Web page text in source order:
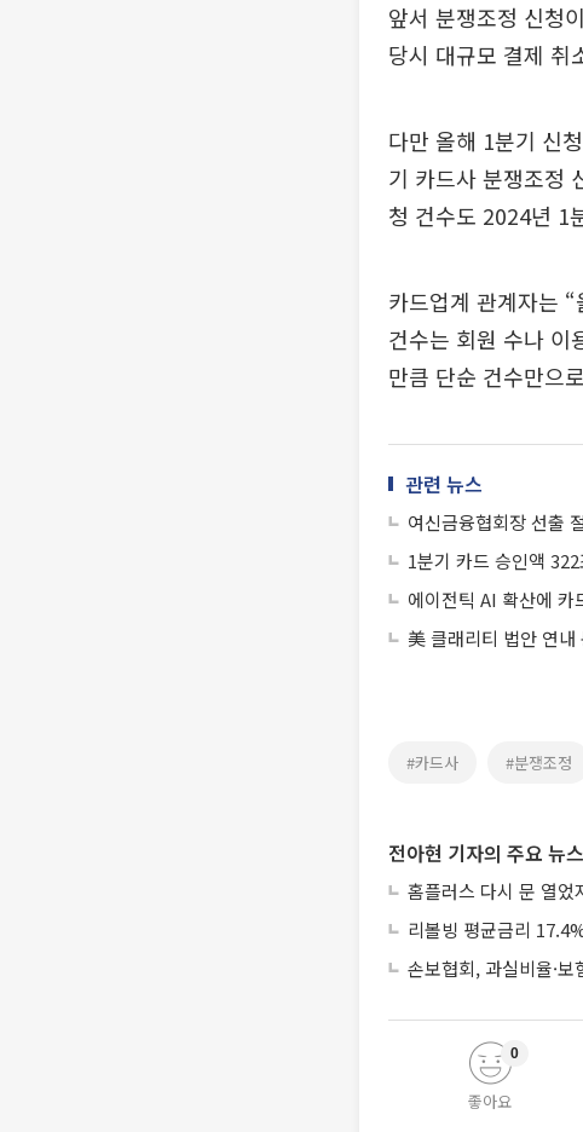
앞서 분쟁조정 신청
당시 대규모 결제 취
다만 올해 1분기 신
기 카드사 분쟁조정
청 건수도 2024년 1
카드업계 관계자는
건수는 회원 수나 이
만큼 단순 건수만으
관련 뉴스
여신금융협회장 선출
1분기 카드 승인액
에이전틱 AI 확산에
美 클래리티 법안 연
#카드사 #분쟁조정
전아현 기자의 주요 뉴스
홈플러스 다시 문 열
리볼빙 평균금리
손보협회, 과실비율·
좋아요
0